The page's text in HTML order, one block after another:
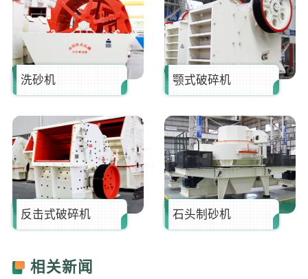
罗** 187****0007 21分钟前
洗砂机 颚式破碎机
反击式破碎机 石头制砂机
相关新闻